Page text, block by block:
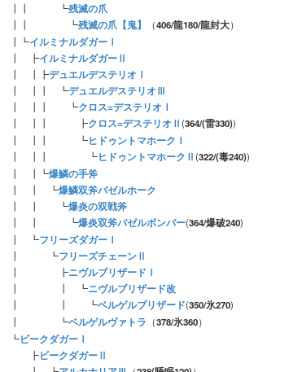
┃┃ ┗残滅の爪
┃┃ ┗残滅の爪【鬼】 （406/龍180/龍封大）
┃┗イルミナルダガーⅠ
┃ ┣イルミナルダガーⅡ
┃ ┃┣デュエルデステリオⅠ
┃ ┃┃ ┗デュエルデステリオⅢ
┃ ┃┃ ┗クロス=デステリオⅠ
┃ ┃┃ ┣クロス=デステリオⅡ(364/(雷330))
┃ ┃┃ ┗ヒドゥントマホークⅠ
┃ ┃┃ ┗ヒドゥントマホークⅡ(322/(毒240))
┃ ┃┗爆鱗の手斧
┃ ┃ ┗爆鱗双斧バゼルホーク
┃ ┃ ┗爆炎の双戦斧
┃ ┃ ┗爆炎双斧バゼルボンバー(364/爆破240)
┃ ┗フリーズダガーⅠ
┃ ┗フリーズチェーンⅡ
┃ ┣ニヴルブリザードⅠ
┃ ┃ ┗ニヴルブリザード改
┃ ┃ ┗ベルゲルブリザード(350/氷270)
┃ ┗ベルゲルヴァトラ （378/氷360）
┗ビークダガーⅠ
┣ビークダガーⅡ